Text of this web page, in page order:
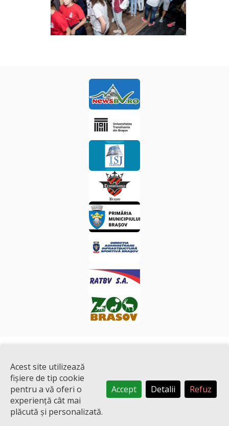
Acest site utilizează
fișiere de tip cookie
pentru a vă oferi o
experiență cât mai
plăcută și personalizată.
Accept Detalii Refuz
Copyright © 2013-2026 FunSports.ro | Un proiect